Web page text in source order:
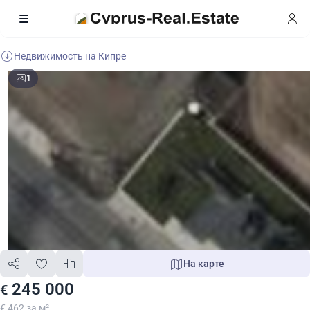
Недвижимость на Кипре
1
€ 245 000
На карте